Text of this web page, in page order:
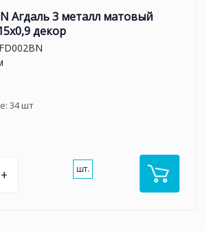
Агдаль 3 металл матовый
декор
34шт
+ шт.